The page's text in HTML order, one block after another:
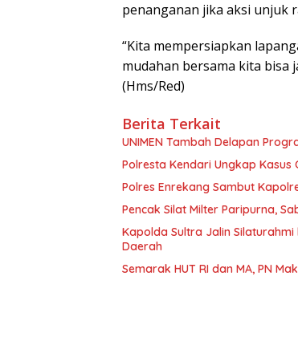
penanganan jika aksi unjuk
“Kita mempersiapkan
mudahan bersama kita bisa
(Hms/Red)
Berita Terkait
UNIMEN Tambah Delapan
Polresta Kendari Ungkap Kasus
Polres Enrekang Sambut
Pencak Silat Milter Paripurna,
Kapolda Sultra Jalin
Daerah
Semarak HUT RI dan MA, PN